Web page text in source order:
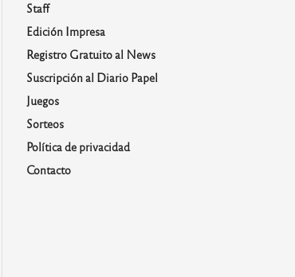
Staff
Edición Impresa
Registro Gratuito al News
Suscripción al Diario Papel
Juegos
Sorteos
Política de privacidad
Contacto